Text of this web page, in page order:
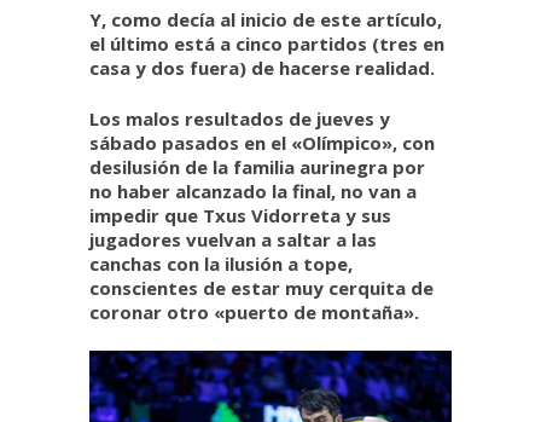
Y, como decía al inicio de este artículo,
el último está a cinco partidos (tres en
casa y dos fuera) de hacerse realidad.
Los malos resultados de jueves y
sábado pasados en el «Olímpico», con
desilusión de la familia aurinegra por
no haber alcanzado la final, no van a
impedir que Txus Vidorreta y sus
jugadores vuelvan a saltar a las
canchas con la ilusión a tope,
conscientes de estar muy cerquita de
coronar otro «puerto de montaña».